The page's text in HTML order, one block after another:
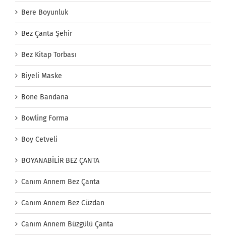
Bere Boyunluk
Bez Çanta Şehir
Bez Kitap Torbası
Biyeli Maske
Bone Bandana
Bowling Forma
Boy Cetveli
BOYANABİLİR BEZ ÇANTA
Canım Annem Bez Çanta
Canım Annem Bez Cüzdan
Canım Annem Büzgülü Çanta